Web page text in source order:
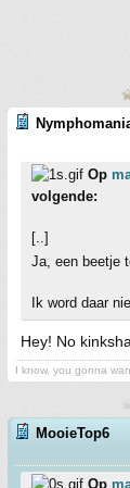
Op
volgende:
[..]
Ja, een beetje
Ik word daar
Hey! No
I know, you gonna
MooieTop6
Op